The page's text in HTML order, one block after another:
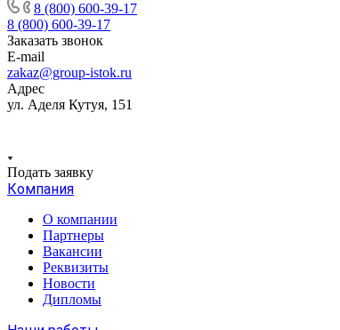
8 (800) 600-39-17
8 (800) 600-39-17
Заказать звонок
E-mail
zakaz@group-istok.ru
Адрес
ул. Аделя Кутуя, 151
Подать заявку
Компания
О компании
Партнеры
Вакансии
Реквизиты
Новости
Дипломы